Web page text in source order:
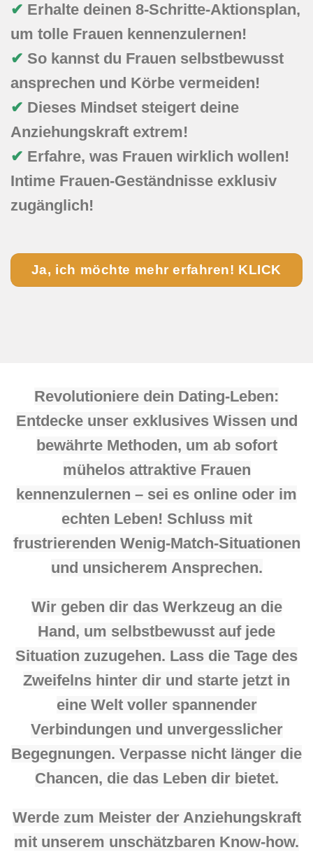
✔ Erhalte deinen 8-Schritte-Aktionsplan,
um tolle Frauen kennenzulernen!
✔ So kannst du Frauen selbstbewusst
ansprechen und Körbe vermeiden!
✔ Dieses Mindset steigert deine
Anziehungskraft extrem!
✔ Erfahre, was Frauen wirklich wollen!
Intime Frauen-Geständnisse exklusiv
zugänglich!
Ja, ich möchte mehr erfahren! KLICK
Revolutioniere dein Dating-Leben:
Entdecke unser exklusives Wissen und
bewährte Methoden, um ab sofort
mühelos attraktive Frauen
kennenzulernen – sei es online oder im
echten Leben! Schluss mit
frustrierenden Wenig-Match-Situationen
und unsicherem Ansprechen.
Wir geben dir das Werkzeug an die
Hand, um selbstbewusst auf jede
Situation zuzugehen. Lass die Tage des
Zweifelns hinter dir und starte jetzt in
eine Welt voller spannender
Verbindungen und unvergesslicher
Begegnungen. Verpasse nicht länger die
Chancen, die das Leben dir bietet.
Werde zum Meister der Anziehungskraft
mit unserem unschätzbaren Know-how.